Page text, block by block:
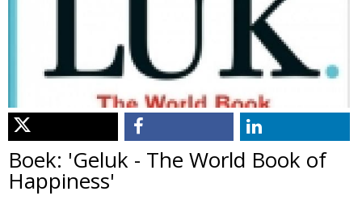
l
o
g
n
u
Boek: 'Geluk - The World Book of
Happiness'